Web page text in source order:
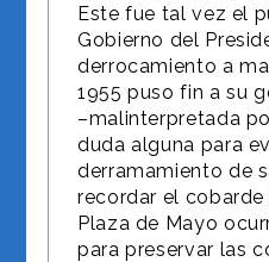
Este fue tal vez el
Gobierno del
derrocamiento a
1955 puso fin a su
–malinterpretada
duda alguna para
derramamiento de
recordar el
Plaza de Mayo
para preservar las